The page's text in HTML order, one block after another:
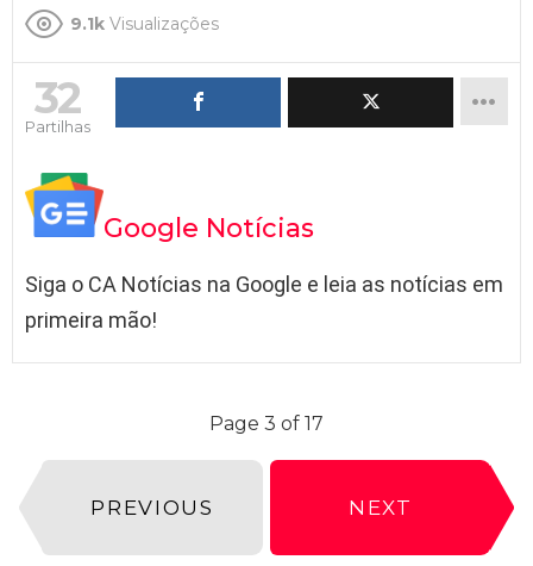
9.1k Visualizações
32
Partilhas
Google Notícias
Siga o CA Notícias na Google e leia as notícias em
primeira mão!
Page 3 of 17
PREVIOUS NEXT